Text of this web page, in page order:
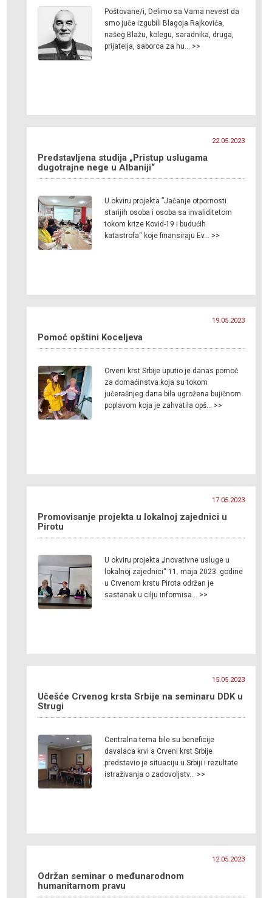
Poštovane/i, Delimo sa Vama nevest da
smo juče izgubili Blagoja Rajkovića,
našeg Blažu, kolegu, saradnika, druga,
prijatelja, saborca za hu… >>
22.05.2023
Predstavljena studija „Pristup uslugama
dugotrajne nege u Albaniji“
U okviru projekta ”Jačanje otpornosti
starijih osoba i osoba sa invaliditetom
tokom krize Kovid-19 i budućih
katastrofa“ koje finansiraju Ev… >>
19.05.2023
Pomoć opštini Koceljeva
Crveni krst Srbije uputio je danas pomoć
za domaćinstva koja su tokom
jučerašnjeg dana bila ugrožena bujičnom
poplavom koja je zahvatila opš… >>
17.05.2023
Promovisanje projekta u lokalnoj zajednici u
Pirotu
U okviru projekta „Inovativne usluge u
lokalnoj zajednici“ 11. maja 2023. godine
u Crvenom krstu Pirota održan je
sastanak u cilju informisa… >>
15.05.2023
Učešće Crvenog krsta Srbije na seminaru DDK u
Strugi
Centralna tema bile su beneficije
davalaca krvi a Crveni krst Srbije
predstavio je situaciju u Srbiji i rezultate
istraživanja o zadovoljstv… >>
12.05.2023
Održan seminar o međunarodnom
humanitarnom pravu